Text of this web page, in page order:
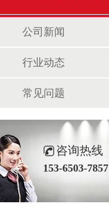
公司新闻
行业动态
常见问题
咨询热线
153-6503-7857